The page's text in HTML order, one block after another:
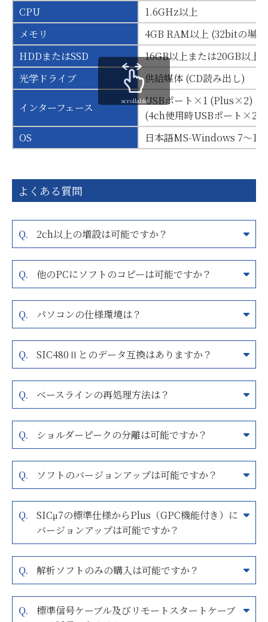
CPU
1.6GHz以上
メモリ
4GB RAM以上 (32bitの場
HDDまたはSSD
16GB以上または20GB以上
光学ドライブ
供給媒体 (CD読み出し)
インターフェース
USBポート×1 (Plus×2)
(4ch使用時USBポート×2)
OS
日本語MS-Windows 7～11
scrollable
よくある質問
2ch以上の増設は可能ですか？
他のPCにソフトのコピーは可能ですか？
パソコンの仕様環境は？
SIC480Ⅱとのデータ互換はありますか？
ベースラインの再処理方法は？
ショルダーピークの分離は可能ですか？
ソフトのバージョンアップは可能ですか？
SICμ7の標準仕様からPlus（GPC機能付き）に
バージョンアップは可能ですか？
解析ソフトのみの購入は可能ですか？
標準信号ケーブル及びリモートスタートケーブ